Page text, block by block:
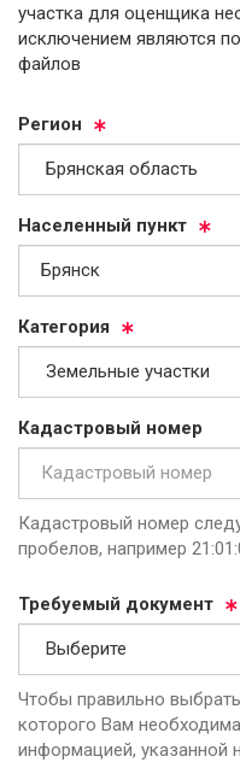
участка для оценщика
исключением являются
файлов
Ре­ги­он
На­се­лен­ный пункт
Ка­те­го­рия
Ка­дас­тро­вый но­мер
Кадастровый номер
пробелов, например
Тре­бу­емый до­ку­мент
Чтобы правильно
которого Вам
информацией, указанной